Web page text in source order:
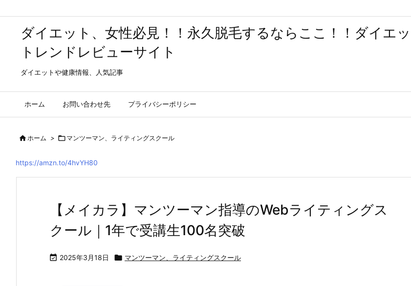
ダイエット、女性必見！！永久脱毛するならここ！！ダイエ
トレンドレビューサイト
ダイエットや健康情報、人気記事
ホーム お問い合わせ先 プライバシーポリシー
ホーム > マンツーマン、ライティングスクール
https://amzn.to/4hvYH80
【メイカラ】マンツーマン指導のWebライティングス
クール｜1年で受講生100名突破
 2025年3月18日  マンツーマン、ライティングスクール